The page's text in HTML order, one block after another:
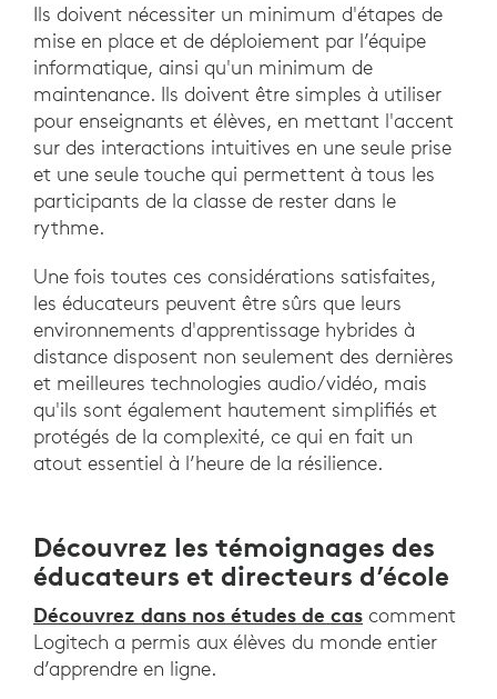
Ils doivent nécessiter un minimum d'étapes de
mise en place et de déploiement par l’équipe
informatique, ainsi qu'un minimum de
maintenance. Ils doivent être simples à utiliser
pour enseignants et élèves, en mettant l'accent
sur des interactions intuitives en une seule prise
et une seule touche qui permettent à tous les
participants de la classe de rester dans le
rythme.
Une fois toutes ces considérations satisfaites,
les éducateurs peuvent être sûrs que leurs
environnements d'apprentissage hybrides à
distance disposent non seulement des dernières
et meilleures technologies audio/vidéo, mais
qu'ils sont également hautement simplifiés et
protégés de la complexité, ce qui en fait un
atout essentiel à l’heure de la résilience.
Découvrez les témoignages des
éducateurs et directeurs d’école
Découvrez dans nos études de cas comment
Logitech a permis aux élèves du monde entier
d’apprendre en ligne.